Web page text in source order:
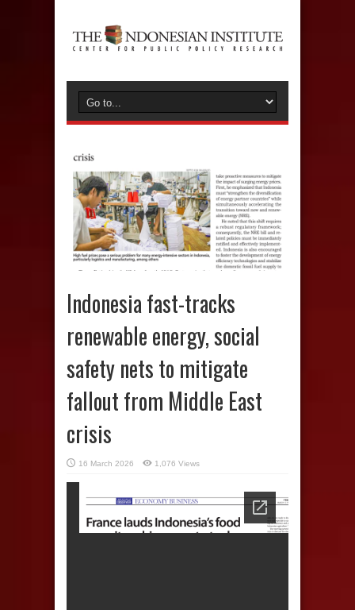
Indonesia fast-tracks
renewable energy, social
safety nets to mitigate
fallout from Middle East
crisis
16 March 2026 1,076 Views